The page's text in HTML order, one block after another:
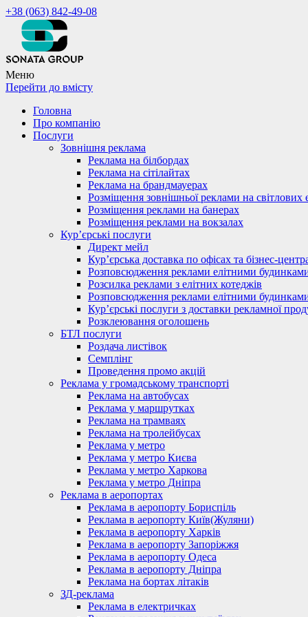
+38 (063) 842-49-08
Меню
Перейти до вмісту
Головна
Про компанію
Послуги
Зовнішня реклама
Реклама на білбордах
Реклама на сітілайтах
Реклама на брандмауерах
Розміщення зовнішньої реклами на світлових
Розміщення реклами на банерах
Розміщення реклами на вокзалах
Кур’єрські послуги
Директ мейл
Кур’єрська доставка по офісах та бізнес-
Розповсюдження реклами елітними
Розсилка реклами з елітних котеджів
Розповсюдження реклами елітними
Кур’єрські послуги з доставки рекламної
Розклеювання оголошень
БТЛ послуги
Роздача листівок
Семплінг
Проведення промо акцій
Реклама у громадському транспорті
Реклама на автобусах
Реклама у маршрутках
Реклама на трамваях
Реклама на тролейбусах
Реклама у метро
Реклама у метро Києва
Реклама у метро Харкова
Реклама у метро Дніпра
Реклама в аеропортах
Реклама в аеропорту Бориспіль
Реклама в аеропорту Київ(Жуляни)
Реклама в аеропорту Харків
Реклама в аеропорту Запоріжжя
Реклама в аеропорту Одеса
Реклама в аеропорту Дніпра
Реклама на бортах літаків
ЗД-реклама
Реклама в електричках